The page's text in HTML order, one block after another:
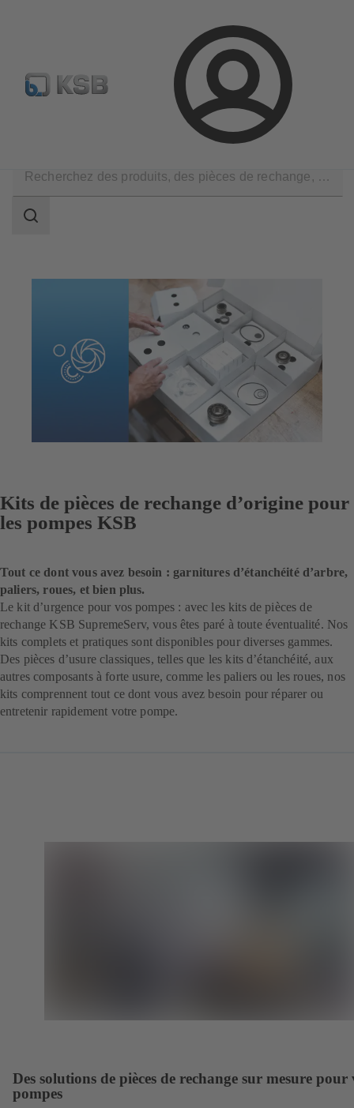
Connexion
Configurer un produit KSB Select Recherche
Kits de pièces de rechange
Champ
Kits de pièces de rechange d’origine pour
les pompes KSB
Tout ce dont vous avez besoin : garnitures d’étanchéité d’arbre,
paliers, roues, et bien plus.
Le kit d’urgence pour vos pompes : avec les kits de pièces de
rechange KSB SupremeServ, vous êtes paré à toute éventualité. Nos
kits complets et pratiques sont disponibles pour diverses gammes.
Des pièces d’usure classiques, telles que les kits d’étanchéité, aux
autres composants à forte usure, comme les paliers ou les roues, nos
kits comprennent tout ce dont vous avez besoin pour réparer ou
entretenir rapidement votre pompe.
Des solutions de pièces de rechange sur mesure pour
pompes